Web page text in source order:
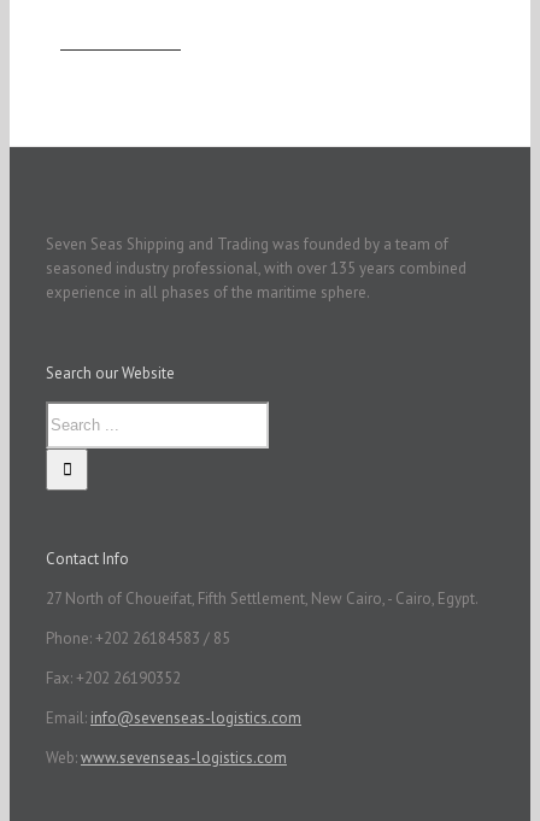
Seven Seas Shipping and Trading was founded by a team of
seasoned industry professional, with over 135 years combined
experience in all phases of the maritime sphere.
Search our Website
Contact Info
27 North of Choueifat, Fifth Settlement, New Cairo, - Cairo, Egypt.
Phone: +202 26184583 / 85
Fax: +202 26190352
Email: info@sevenseas-logistics.com
Web:www.sevenseas-logistics.com